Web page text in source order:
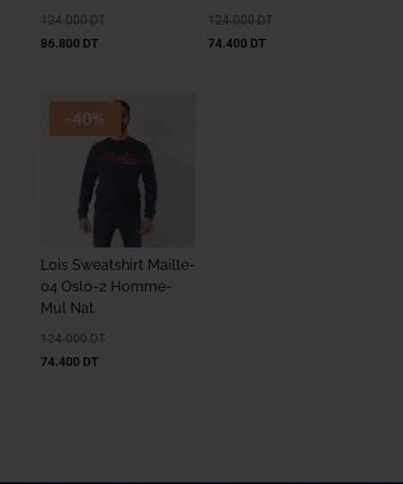
124.000 DT
86.800 DT
124.000 DT
74.400 DT
-40%
Lois Sweatshirt Maille-
04 Oslo-2 Homme-
Mul Nat.
124.000 DT
74.400 DT